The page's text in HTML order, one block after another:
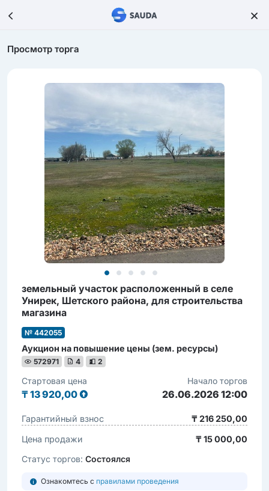
Просмотр торга
земельный участок расположенный в селе
Унирек, Шетского района, для строительства
магазина
№ 442055
Аукцион на повышение цены (зем. ресурсы)
572971 4 2
Стартовая цена
₸ 13 920,00
Начало торгов
26.06.2026 12:00
Гарантийный взнос
₸ 216 250,00
Цена продажи
₸ 15 000,00
Статус торгов: Состоялся
Ознакомтесь с правилами проведения